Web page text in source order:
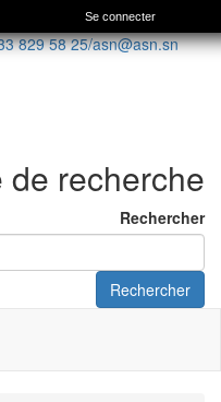
Se connecter
58 25/asn@asn.sn
de recherche
Rechercher
Rechercher